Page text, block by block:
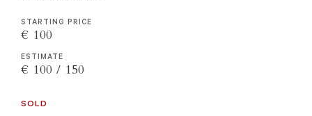
STARTING PRICE
€ 100
ESTIMATE
€ 100 / 150
SOLD